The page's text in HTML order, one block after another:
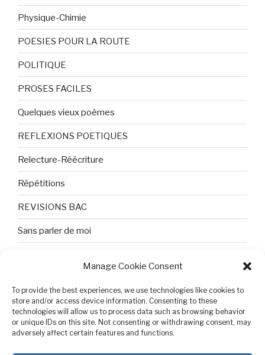
Manage Cookie Consent
To provide the best experiences, we use technologies like cookies to
store and/or access device information. Consenting to these
technologies will allow us to process data such as browsing behavior
or unique IDs on this site. Not consenting or withdrawing consent, may
adversely affect certain features and functions.
Physique-Chimie
POESIES POUR LA ROUTE
POLITIQUE
PROSES FACILES
Quelques vieux poèmes
REFLEXIONS POETIQUES
Relecture-Réécriture
Répétitions
REVISIONS BAC
Sans parler de moi
Tristesse et attente
Variable complexe